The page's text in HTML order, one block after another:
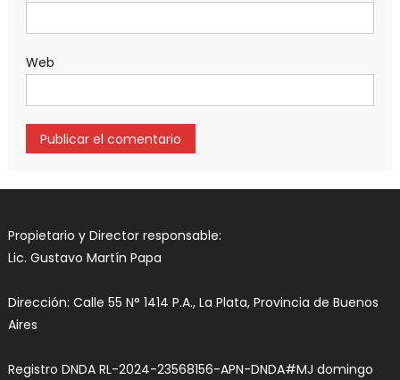
Web
Propietario y Director responsable:
Lic. Gustavo Martín Papa
Dirección: Calle 55 N° 1414 P.A., La Plata, Provincia de Buenos
Aires
Registro DNDA RL-2024-23568156-APN-DNDA#MJ domingo